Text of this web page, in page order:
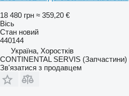
18 480 грн ≈ 359,20 €
Вісь
Стан новий
440144
Україна, Хоростків
CONTINENTAL SERVIS (Запчастини)
Зв'язатися з продавцем